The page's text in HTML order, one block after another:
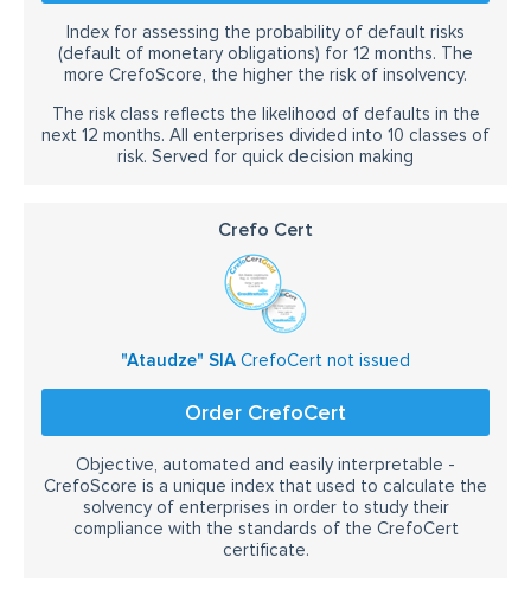
Index for assessing the probability of default risks
(default of monetary obligations) for 12 months. The
more CrefoScore, the higher the risk of insolvency.
The risk class reflects the likelihood of defaults in the
next 12 months. All enterprises divided into 10 classes of
risk. Served for quick decision making
Crefo Cert
"Ataudze" SIA CrefoCert not issued
Order CrefoCert
Objective, automated and easily interpretable -
CrefoScore is a unique index that used to calculate the
solvency of enterprises in order to study their
compliance with the standards of the CrefoCert
certificate.